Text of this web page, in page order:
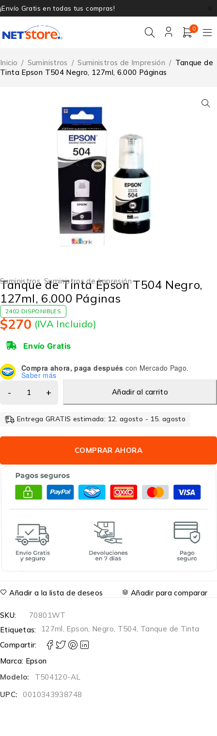
¡Envío Gratis en todas tus compras!
0
Inicio / Suministros / Suministros de Impresión / Tanque de
Tinta Epson T504 Negro, 127ml, 6.000 Páginas
Suministros, Suministros de Impresión
Tanque de Tinta Epson T504 Negro,
127ml, 6.000 Páginas
2402 DISPONIBLES
$270 (IVA Incluido)
Envío Gratis
Compra ahora, paga después con Mercado Pago.
Saber más
Añadir al carrito
Entrega GRATIS estimada: 12. agosto - 15. agosto
COMPRAR AHORA
Añadir a la lista de deseos Añadir para comparar
SKU:
70801WT
Etiquetas:
127ml , Epson, Negro, T504, Tanque de Tinta
Compartir:
Marca: Epson
Modelo:
T504120-AL
UPC:
0010343938748